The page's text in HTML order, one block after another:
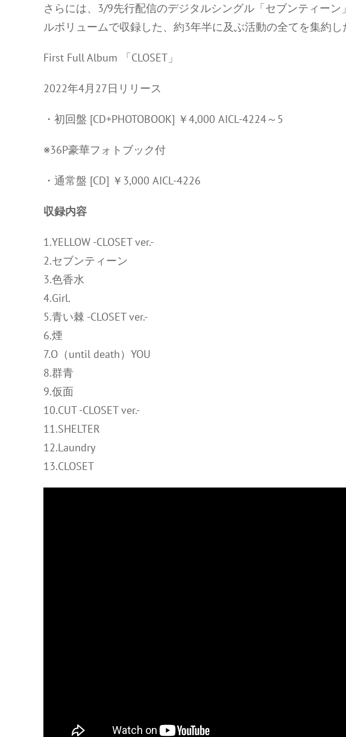
さらには、3/9先行配信のデジタルシングル「セブンティー
ルボリュームで収録した、約3年半に及ぶ活動の全てを集約し
First Full Album 「CLOSET」
2022年4月27日リリース
・初回盤 [CD+PHOTOBOOK] ￥4,000 AICL-4224～5
※36P豪華フォトブック付
・通常盤 [CD] ￥3,000 AICL-4226
収録内容
1.YELLOW -CLOSET ver.-
2.セブンティーン
3.色香水
4.Girl.
5.青い棘 -CLOSET ver.-
6.煙
7.O（until death）YOU
8.群青
9.仮面
10.CUT -CLOSET ver.-
11.SHELTER
12.Laundry
13.CLOSET